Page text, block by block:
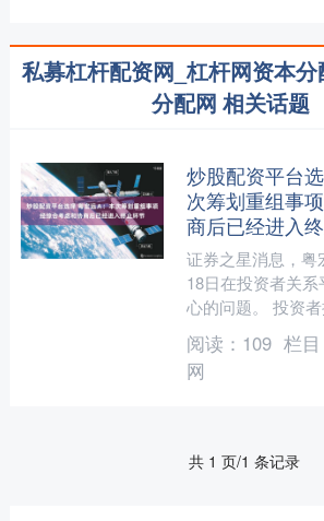
私募杠杆配资网_杠杆网资本
分配网 相关话题
炒股配资平台
次筹划重组事
商后已经进入
证券之星消息，粤
18日在投资者关
心的问题。 投资
组终止，公司支付
呢？由于是价....
阅读： 109 栏目
网
共 1 页/1 条记录